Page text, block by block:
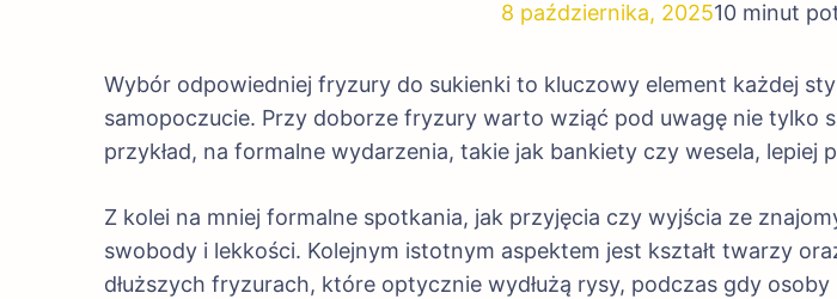
8 października, 202510 minut
Wybór odpowiedniej fryzury do sukienki to kluczowy element każdej
samopoczucie. Przy doborze fryzury warto wziąć pod uwagę nie tylko
przykład, na formalne wydarzenia, takie jak bankiety czy wesela, lepiej
Z kolei na mniej formalne spotkania, jak przyjęcia czy wyjścia ze
swobody i lekkości. Kolejnym istotnym aspektem jest kształt twarzy
dłuższych fryzurach, które optycznie wydłużą rysy, podczas gdy